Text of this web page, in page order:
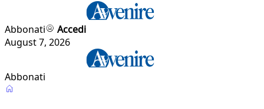
Abbonati
Accedi
August 7, 2026
Abbonati